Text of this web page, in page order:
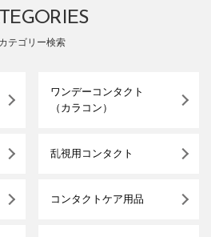
カテゴリー検索
ワンデーコンタクト
（カラコン）
乱視用コンタクト
コンタクトケア用品